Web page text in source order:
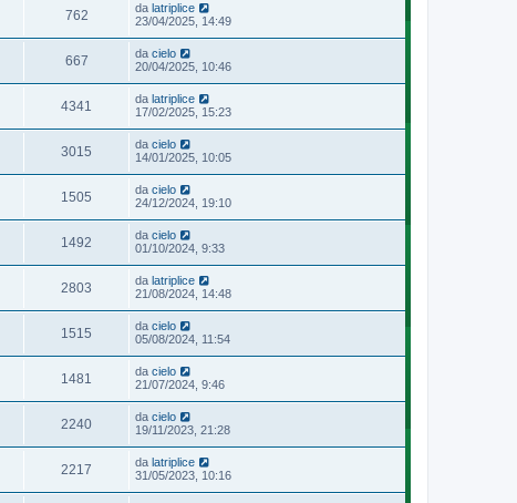
762 da latriplice
23/04/2025, 14:49
667 da cielo
20/04/2025, 10:46
4341 da latriplice
17/02/2025, 15:23
3015 da cielo
14/01/2025, 10:05
1505 da cielo
24/12/2024, 19:10
1492 da cielo
01/10/2024, 9:33
2803 da latriplice
21/08/2024, 14:48
1515 da cielo
05/08/2024, 11:54
1481 da cielo
21/07/2024, 9:46
2240 da cielo
19/11/2023, 21:28
2217 da latriplice
31/05/2023, 10:16